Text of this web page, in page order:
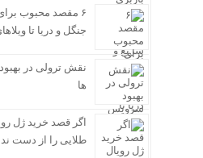
۶ مقصد محبوب برای
جنگل و دریا تا
نقش ترولی در
ها
اگر قصد خرید ژل
طلایی را از دست